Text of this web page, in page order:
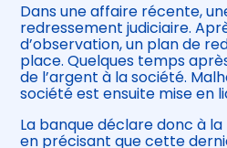
Dans une affaire récente,
redressement judiciaire.
d’observation, un plan de
place. Quelques temps
de l’argent à la société.
société est ensuite mise en
La banque déclare donc à
en précisant que cette